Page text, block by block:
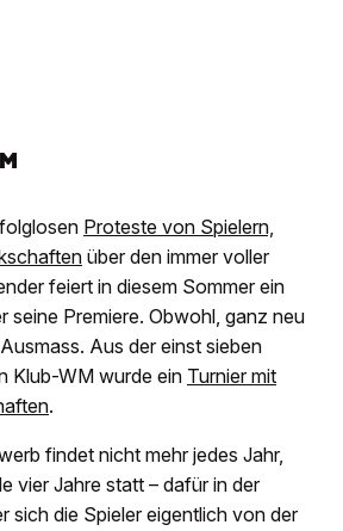
Proteste von Spielern,
über den immer voller
feiert in diesem Sommer ein
seine Premiere. Obwohl, ganz neu
Aus der einst sieben
Klub-WM wurde ein Turnier mit
.
findet nicht mehr jedes Jahr,
vier Jahre statt – dafür in der
sich die Spieler eigentlich von der